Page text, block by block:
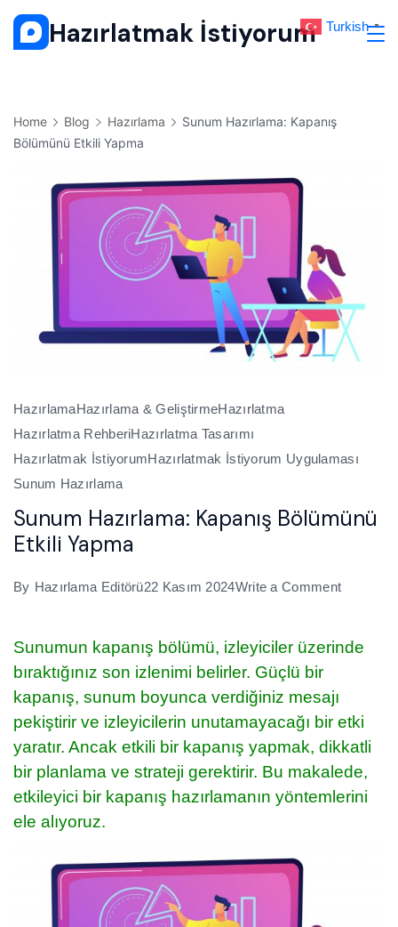
Skip
Hazırlatmak İstiyorum
Home Blog Hazırlama
Sunum Hazırlama: Kapanış
Bölümünü Etkili Yapma
HazırlamaHazırlama & GeliştirmeHazırlatma
Hazırlatma RehberiHazırlatma Tasarımı
Hazırlatmak İstiyorumHazırlatmak İstiyorum Uygulaması
Sunum Hazırlama
Sunum Hazırlama: Kapanış Bölümünü
Etkili Yapma
By Hazırlama Editörü22 Kasım 2024Write a Commenton
Sunumun kapanış bölümü, izleyiciler üzerinde
bıraktığınız son izlenimi belirler. Güçlü bir
kapanış, sunum boyunca verdiğiniz mesajı
pekiştirir ve izleyicilerin unutamayacağı bir etki
yaratır. Ancak etkili bir kapanış yapmak, dikkatli
bir planlama ve strateji gerektirir. Bu makalede,
etkileyici bir kapanış hazırlamanın yöntemlerini
ele alıyoruz.
Turkish ▼